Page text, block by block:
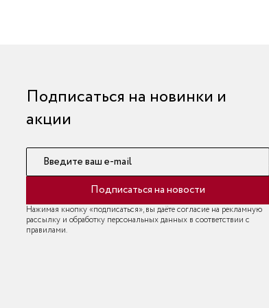
Подписаться на новинки и
акции
Введите ваш e-mail
Подписаться на новости
Нажимая кнопку «подписаться», вы даёте согласие на рекламную
рассылку и обработку персональных данных в соответствии с
правилами.